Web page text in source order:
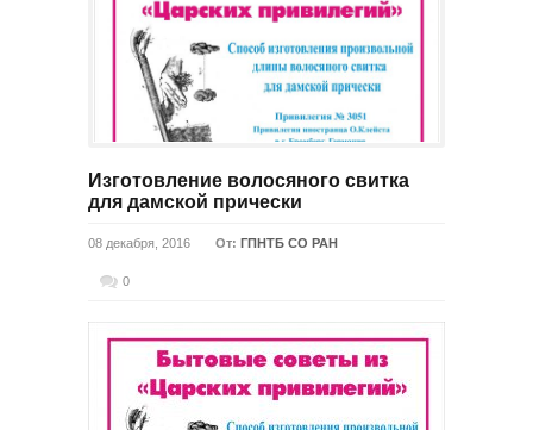
Изготовление волосяного свитка
для дамской прически
08 декабря, 2016 От: ГПНТБ СО РАН
0